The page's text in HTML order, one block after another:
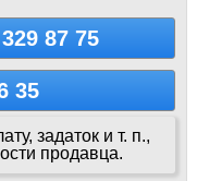
87 75
35
задаток и т. п.,
продавца.